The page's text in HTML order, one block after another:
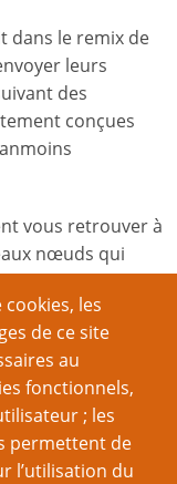
dans le remix de
leurs
des
conçues
vous retrouver à
nœuds qui
des circonstances
alex (en)dans ma
en est un
campagne,
de celle-ci,
autre nœud.
les
de ce site
au
fonctionnels,
; les
permettent de
l’utilisation du